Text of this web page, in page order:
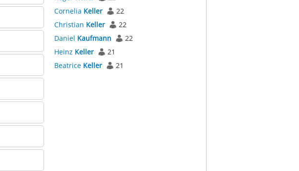
Cornelia Keller
22
Christian Keller
22
Daniel Kaufmann
22
Heinz Keller
21
Beatrice Keller 21